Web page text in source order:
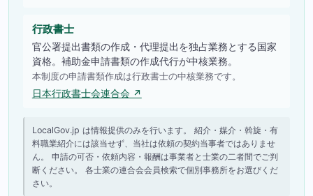
行政書士
官公署提出書類の作成・代理提出を独占業務とする国家
資格。補助金申請書類の作成代行が中核業務。
本制度の申請書類作成は行政書士の中核業務です。
日本行政書士会連合会 ↗
LocalGov.jp は情報提供のみを行います。 紹介・媒介・斡旋・有
料職業紹介には該当せず、当社は依頼の契約当事者ではありませ
ん。 申請の可否・依頼内容・報酬は事業者と士業の二者間でご判
断ください。 各士業の連合会会員検索で個別事務所をお選びくだ
さい。